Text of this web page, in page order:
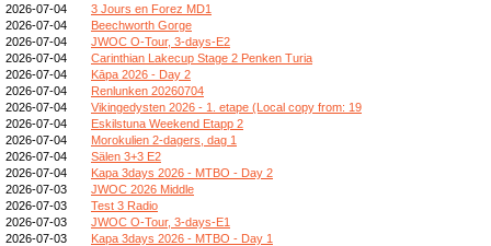
2026-07-04
3 Jours en Forez MD1
2026-07-04
Beechworth Gorge
2026-07-04
JWOC O-Tour, 3-days-E2
2026-07-04
Carinthian Lakecup Stage 2 Penken Turia
2026-07-04
Kāpa 2026 - Day 2
2026-07-04
Renlunken 20260704
2026-07-04
Vikingedysten 2026 - 1. etape (Local copy from: 19
2026-07-04
Eskilstuna Weekend Etapp 2
2026-07-04
Morokulien 2-dagers, dag 1
2026-07-04
Sälen 3+3 E2
2026-07-04
Kapa 3days 2026 - MTBO - Day 2
2026-07-03
JWOC 2026 Middle
2026-07-03
Test 3 Radio
2026-07-03
JWOC O-Tour, 3-days-E1
2026-07-03
Kapa 3days 2026 - MTBO - Day 1